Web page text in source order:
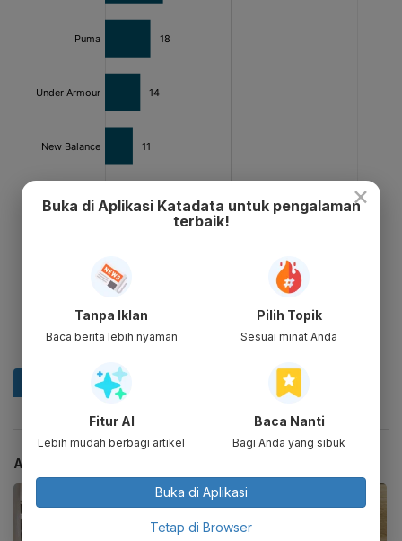
ARTIKEL TERKAIT
×
Buka di Aplikasi Katadata untuk pengalaman
terbaik!
Tanpa Iklan
Baca berita lebih nyaman
Pilih Topik
Sesuai minat Anda
Fitur AI
Lebih mudah berbagi artikel
Baca Nanti
Bagi Anda yang sibuk
Buka di Aplikasi
Tetap di Browser